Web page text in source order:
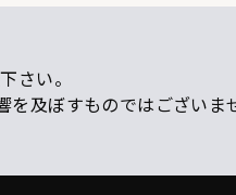
さい。
及ぼすものではございま